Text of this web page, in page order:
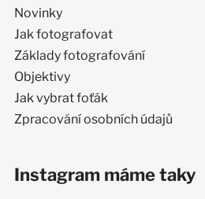
Novinky
Jak fotografovat
Základy fotografování
Objektivy
Jak vybrat foťák
Zpracování osobních údajů
Instagram máme taky